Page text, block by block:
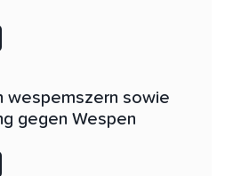
wespemszern sowie
gegen Wespen